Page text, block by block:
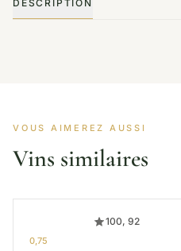
DESCRIPTION
VOUS AIMEREZ AUSSI
Vins similaires
100, 92
0,75